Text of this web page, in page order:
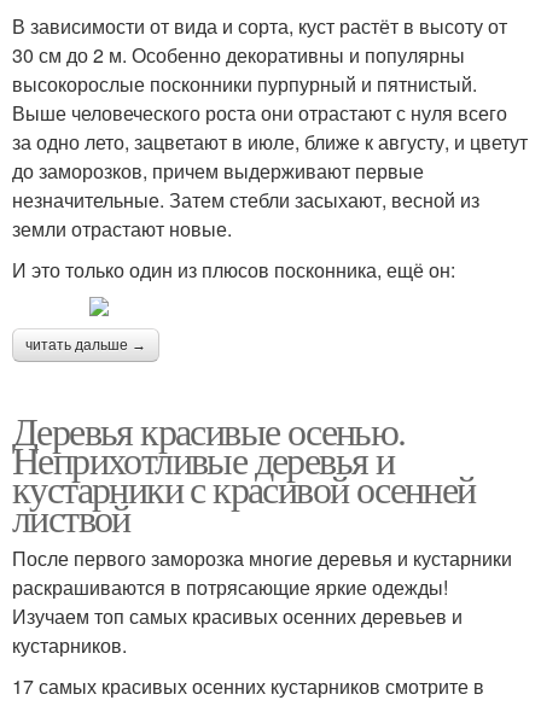
В зависимости от вида и сорта, куст растёт в высоту от
30 см до 2 м. Особенно декоративны и популярны
высокорослые посконники пурпурный и пятнистый.
Выше человеческого роста они отрастают с нуля всего
за одно лето, зацветают в июле, ближе к августу, и цветут
до заморозков, причем выдерживают первые
незначительные. Затем стебли засыхают, весной из
земли отрастают новые.
И это только один из плюсов посконника, ещё он:
читать дальше →
Деревья красивые осенью.
Неприхотливые деревья и
кустарники с красивой осенней
листвой
После первого заморозка многие деревья и кустарники
раскрашиваются в потрясающие яркие одежды!
Изучаем топ самых красивых осенних деревьев и
кустарников.
17 самых красивых осенних кустарников смотрите в